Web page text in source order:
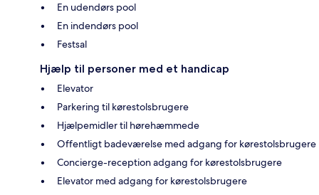
En udendørs pool
En indendørs pool
Festsal
Hjælp til personer med et handicap
Elevator
Parkering til kørestolsbrugere
Hjælpemidler til hørehæmmede
Offentligt badeværelse med adgang for kørestolsbrugere
Concierge-reception adgang for kørestolsbrugere
Elevator med adgang for kørestolsbrugere